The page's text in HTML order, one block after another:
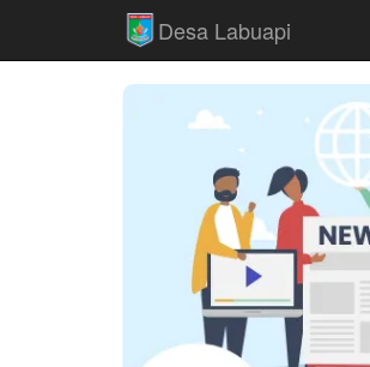
Desa Labuapi